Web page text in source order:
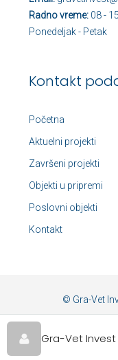
Gra-Vet Invest
Radno vreme: 08 -
Ponedeljak - Petak
Kontakt
Početna
Aktuelni projekti
Završeni projekti
Objekti u pripremi
Poslovni objekti
Kontakt
© Gra-Vet